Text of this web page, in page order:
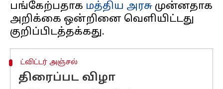
பங்கேற்பதாக மத்திய அரசு முன்னதாக
அறிக்கை ஒன்றினை வெளியிட்டது
ட்விட்டர் அஞ்சல்
திரைப்பட விழா